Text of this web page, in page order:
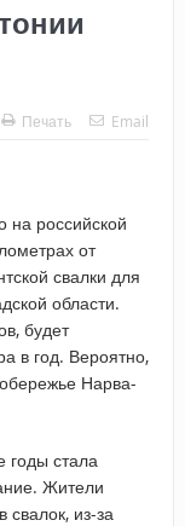
Печать Email
на российской
от
свалки для
области.
будет
в год. Вероятно,
Нарва-
годы стала
Жители
свалок, из-за